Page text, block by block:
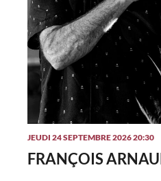
JEUDI 24 SEPTEMBRE 2026 20:30
FRANÇOIS